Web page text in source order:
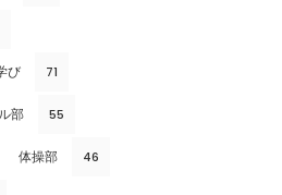
び 71
部 55
体操部 46